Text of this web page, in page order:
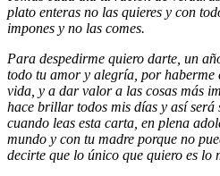
plato enteras no las quieres y con
impones y no las comes.
Para despedirme quiero darte, un
todo tu amor y alegría, por haberme
vida, y a dar valor a las cosas más
hace brillar todos mis días y así será
cuando leas esta carta, en plena
mundo y con tu madre porque no
decirte que lo único que quiero es lo